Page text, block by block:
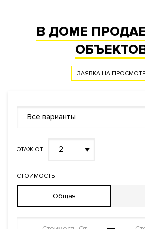
В ДОМЕ
ЗАЯВКА НА ПРОСМОТР
Все варианты
ЭТАЖ ОТ 2
СТОИМОСТЬ
Общая